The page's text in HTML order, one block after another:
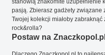
pasją. Zbierasz gadżety
Twojej kolekcji miałoby
rock&rolla?
Postaw na Znaczkopol.pl